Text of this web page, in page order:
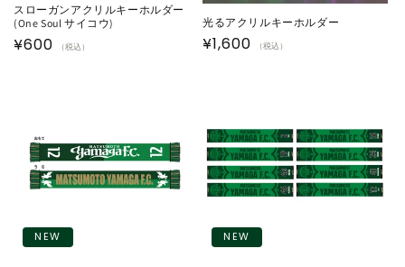
スローガンアクリルキーホルダー
(One Soul サイコウ)
通
¥600 （税込）
光るアクリルキーホルダー
通
¥1,600 （税込）
NEW NEW